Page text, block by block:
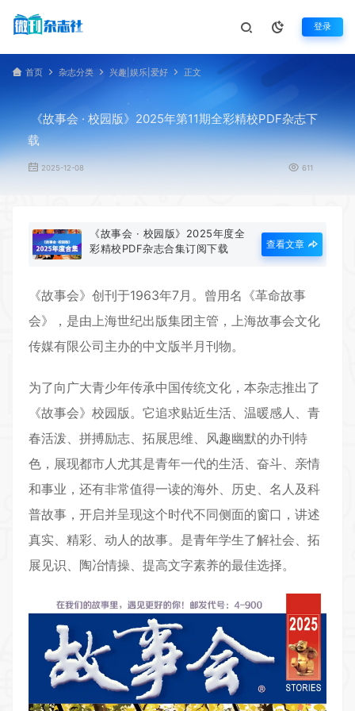
登录
首页 杂志分类 兴趣|娱乐|爱好 正文
《故事会 · 校园版》2025年第11期全彩精校PDF杂志下
载
2025-12-08 611
《故事会 · 校园版》2025年度全
彩精校PDF杂志合集订阅下载
查看文章
《故事会》创刊于1963年7月。曾用名《革命故事
会》，是由上海世纪出版集团主管， 上海故事会文化
传媒有限公司主办的中文版半月刊物。
为了向广大青少年传承中国传统文化，本杂志推出了
《故事会》校园版。它追求贴近生活、温暖感人、青
春活泼、拼搏励志、拓展思维、风趣幽默的办刊特
色，展现都市人尤其是青年一代的生活、奋斗、亲情
和事业，还有非常值得一读的海外、历史、名人及科
普故事，开启并呈现这个时代不同侧面的窗口，讲述
真实、精彩、动人的故事。是青年学生了解社会、拓
展见识、陶冶情操、提高文字素养的最佳选择。